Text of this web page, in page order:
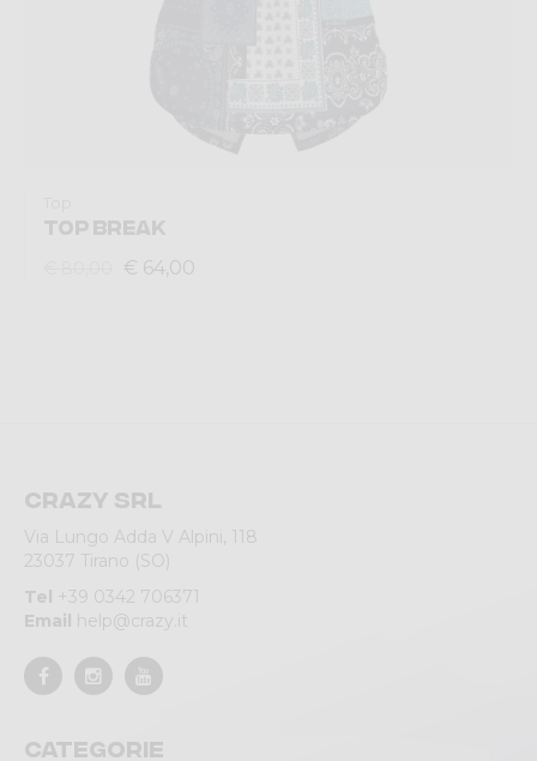
TOP BREAK
€ 64,00
Crazy srl
Via Lungo Adda V Alpini, 118
23037 Tirano (SO)
Tel +39 0342 706371
Email help@crazy.it
Categorie